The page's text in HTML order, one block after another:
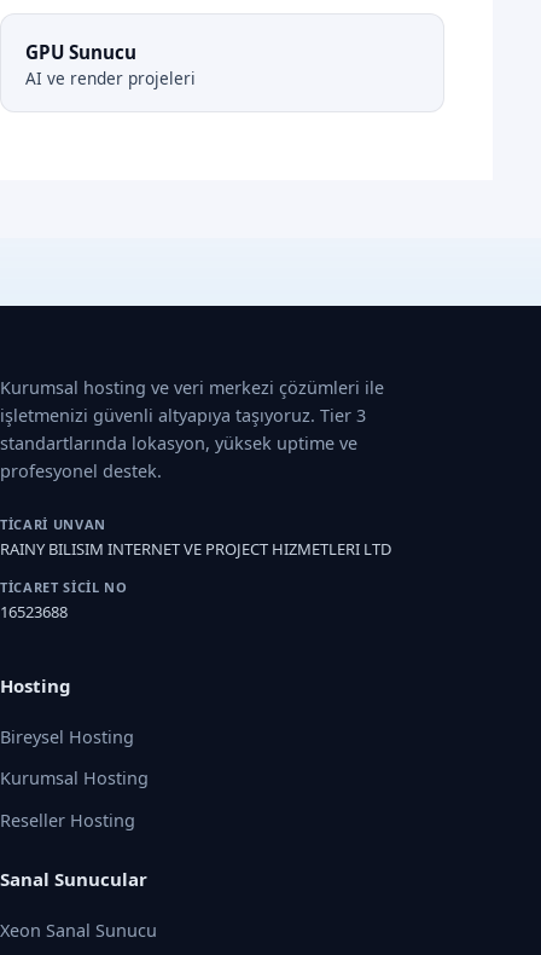
GPU Sunucu
AI ve render projeleri
Kurumsal hosting ve veri merkezi çözümleri ile
işletmenizi güvenli altyapıya taşıyoruz. Tier 3
standartlarında lokasyon, yüksek uptime ve
profesyonel destek.
TICARI UNVAN
RAINY BILISIM INTERNET VE PROJECT HIZMETLERI LTD
TICARET SICIL NO
16523688
Hosting
Bireysel Hosting
Kurumsal Hosting
Reseller Hosting
Sanal Sunucular
Xeon Sanal Sunucu